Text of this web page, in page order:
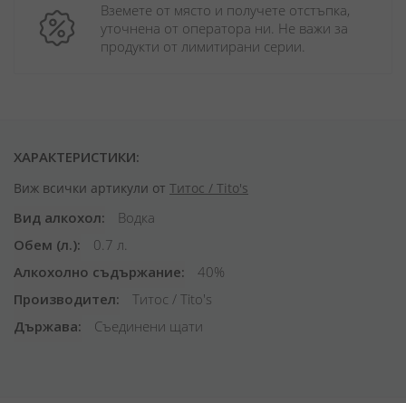
Вземете от място и получете отстъпка,
уточнена от оператора ни. Не важи за
продукти от лимитирани серии.
ХАРАКТЕРИСТИКИ:
Виж всички артикули от Титос / Tito's
Вид алкохол
Водка
Обем (л.)
0.7 л.
Алкохолно съдържание
40%
Производител
Титос / Tito's
Държава
Съединени щати